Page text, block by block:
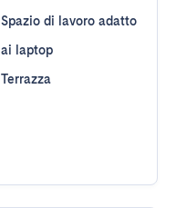
Spazio di lavoro adatto
ai laptop
Terrazza